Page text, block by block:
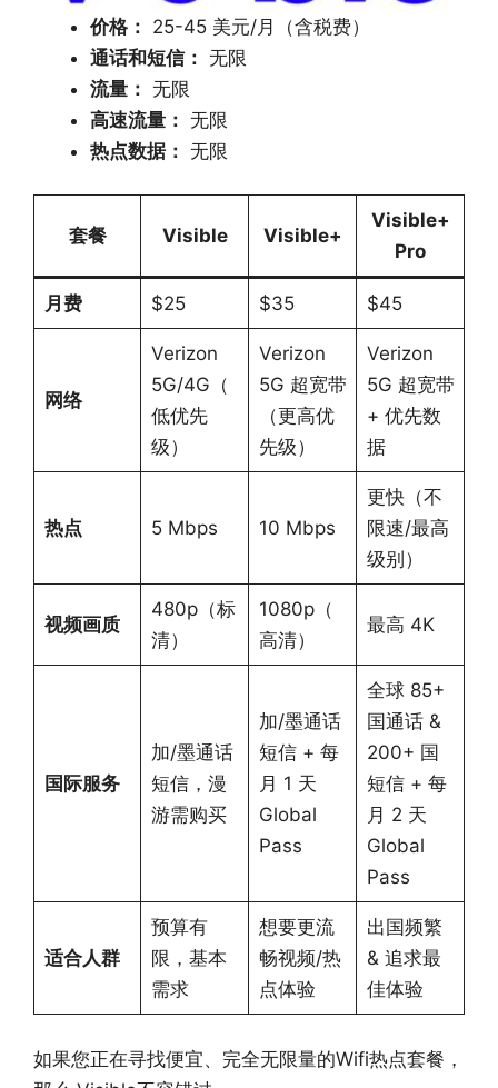
价格： 25-45 美元/月（含税费）
通话和短信： 无限
流量： 无限
高速流量： 无限
热点数据： 无限
套餐 Visible Visible+
Visible+
Pro
月费 $25 $35 $45
网络
Verizon
5G/4G（
低优先
级）
Verizon
5G 超宽带
（更高优
先级）
Verizon
5G 超宽带
+ 优先数
据
热点 5 Mbps 10 Mbps
更快（不
限速/最高
级别）
视频画质
480p（标
清）
1080p（
高清）
最高 4K
国际服务
加/墨通话
短信，漫
游需购买
加/墨通话
短信 + 每
月 1 天
Global
Pass
全球 85+
国通话 &
200+ 国
短信 + 每
月 2 天
Global
Pass
适合人群
预算有
限，基本
需求
想要更流
畅视频/热
点体验
出国频繁
& 追求最
佳体验
如果您正在寻找便宜、完全无限量的Wifi热点套餐，